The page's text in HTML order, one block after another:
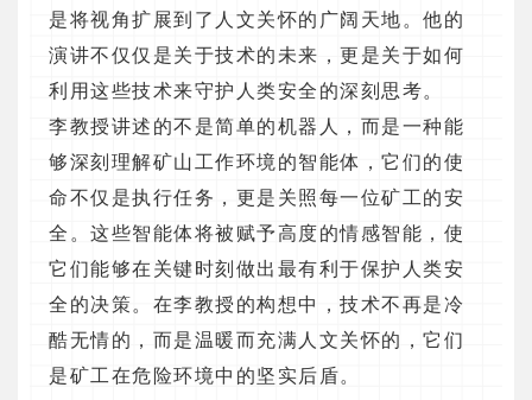
是将视角扩展到了人文关怀的广阔天地。他的
演讲不仅仅是关于技术的未来，更是关于如何
利用这些技术来守护人类安全的深刻思考。
李教授讲述的不是简单的机器人，而是一种能
够深刻理解矿山工作环境的智能体，它们的使
命不仅是执行任务，更是关照每一位矿工的安
全。这些智能体将被赋予高度的情感智能，使
它们能够在关键时刻做出最有利于保护人类安
全的决策。在李教授的构想中，技术不再是冷
酷无情的，而是温暖而充满人文关怀的，它们
是矿工在危险环境中的坚实后盾。